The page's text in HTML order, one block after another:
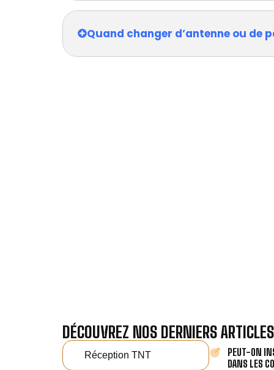
Quand changer d’antenne ou de
DÉCOUVREZ NOS DERNIERS
Réception TNT
PEUT-ON
DANS LES